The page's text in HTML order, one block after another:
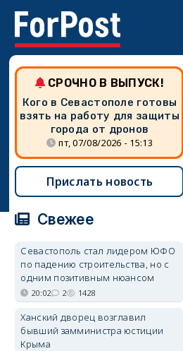
СРОЧНО В ВЫПУСК!
Кого в Севастополе готовы
взять на работу для защиты
города от дронов
пт, 07/08/2026 - 15:13
Прислать новость
Свежее
Севастополь стал лидером ЮФО
по падению строительства, но с
одним позитивным нюансом
20:02 2 1428
Ханский дворец возглавил
бывший замминистра юстиции
Крыма